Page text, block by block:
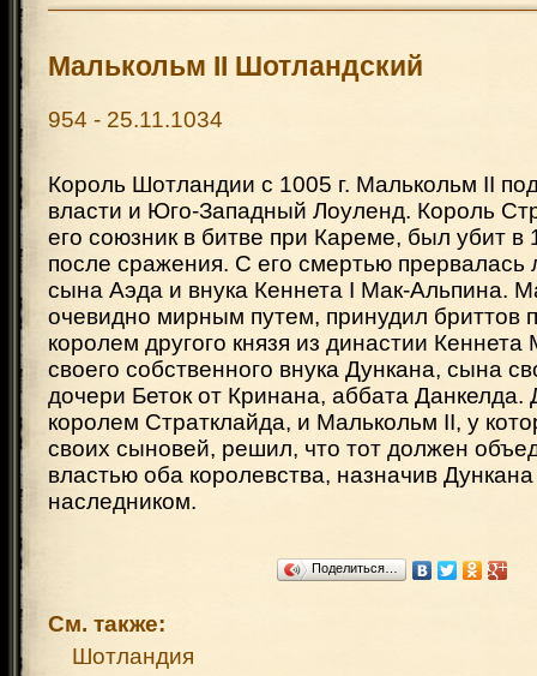
Малькольм II Шотландский
954 - 25.11.1034
Король Шотландии с 1005 г. Малькольм II
власти и Юго-Западный Лоуленд. Король
его союзник в битве при Кареме, был убит в
после сражения. С его смертью прервалась
сына Аэда и внука Кеннета I Мак-Альпина.
очевидно мирным путем, принудил бриттов
королем другого князя из династии
своего собственного внука Дункана, сына
дочери Беток от Кринана, аббата Данкелда.
королем Стратклайда, и Малькольм II, у
своих сыновей, решил, что тот должен
властью оба королевства, назначив
наследником.
Поделиться…
См. также:
Шотландия